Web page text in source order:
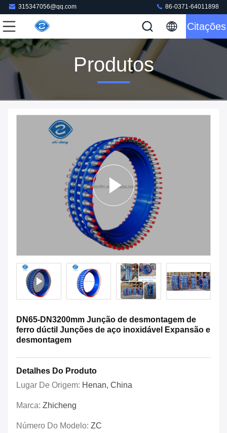
315347056@qq.com 86-0371-64011898
Citações
Produtos
DN65-DN3200mm Junção de desmontagem de
ferro dúctil Junções de aço inoxidável Expansão e
desmontagem
Detalhes Do Produto
Lugar De Origem: Henan, China
Marca: Zhicheng
Número Do Modelo: ZC